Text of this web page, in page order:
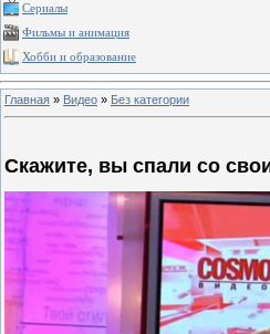
Сериалы
Фильмы и анимация
Хобби и образование
Главная » Видео » Без категории
Скажите, вы спали со